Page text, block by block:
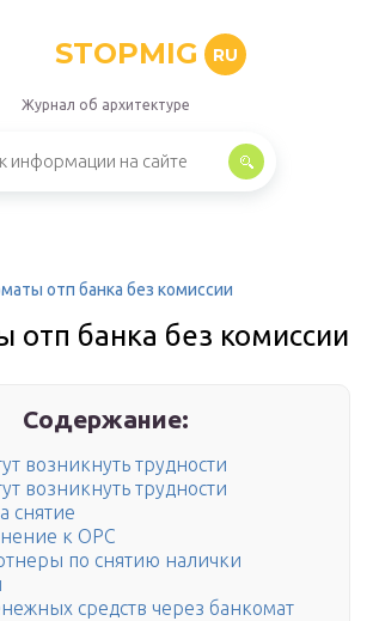
STOPMIG RU
Журнал об архитектуре
отп банка без комиссии
отп банка без комиссии
Содержание:
возникнуть трудности
возникнуть трудности
снятие
к ОРС
по снятию налички
средств через банкомат